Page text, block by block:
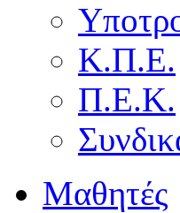
Κ.Π.Ε.
Π.Ε.Κ.
Μαθητές